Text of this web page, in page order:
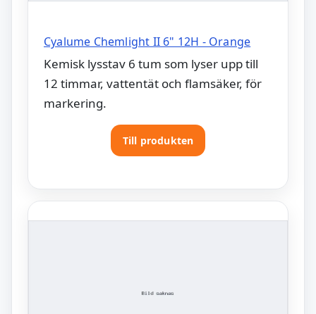
Cyalume Chemlight II 6" 12H - Orange
Kemisk lysstav 6 tum som lyser upp till
12 timmar, vattentät och flamsäker, för
markering.
Till produkten